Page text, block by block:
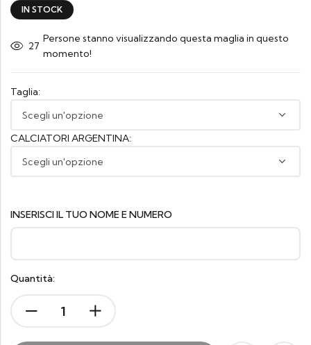
IN STOCK
27
Persone stanno visualizzando questa maglia in questo
momento!
Taglia:
CALCIATORI ARGENTINA:
INSERISCI IL TUO NOME E NUMERO
Quantità: